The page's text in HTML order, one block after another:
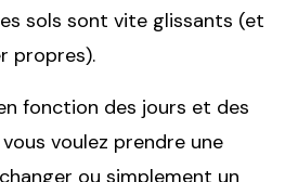
sols sont vite glissants (et
propres).
fonction des jours et des
voulez prendre une
ou simplement un